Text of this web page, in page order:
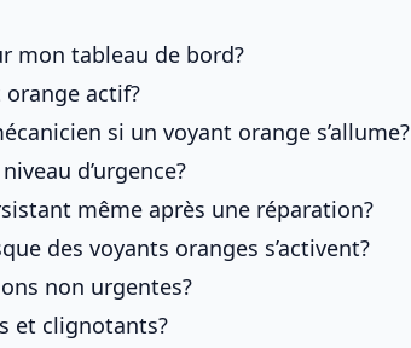
mon tableau de bord?
actif?
si un voyant orange s’allume?
d’urgence?
même après une réparation?
des voyants oranges s’activent?
non urgentes?
et clignotants?